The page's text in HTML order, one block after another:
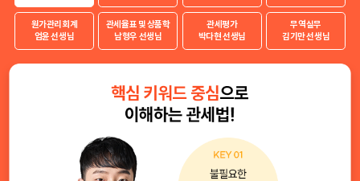
원가관리회계
엄윤 선생님
관세율표 및 상품학
남형우 선생님
관세평가
박다현 선생님
무역실무
김기만 선생님